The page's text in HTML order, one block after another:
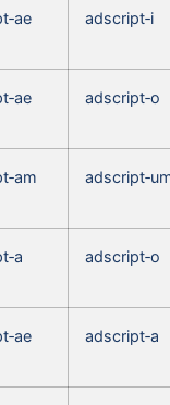
adscript‑i
adscript‑o
adscript‑o
adscript‑a